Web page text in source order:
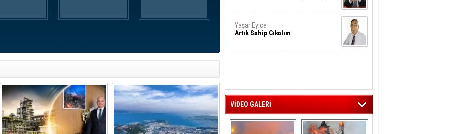
Yaşar Eyice
Artık Sahip Cıkalım
VİDEO GALERİ